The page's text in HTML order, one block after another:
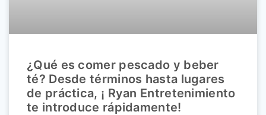
¿Qué es comer pescado y beber
té? Desde términos hasta lugares
de práctica, ¡ Ryan Entretenimiento
te introduce rápidamente!